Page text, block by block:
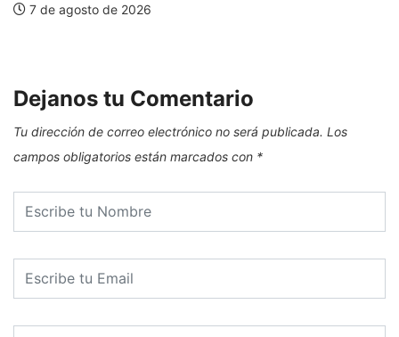
7 de agosto de 2026
Dejanos tu Comentario
Tu dirección de correo electrónico no será publicada. Los
campos obligatorios están marcados con *